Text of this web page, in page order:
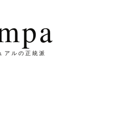
アルの正統派